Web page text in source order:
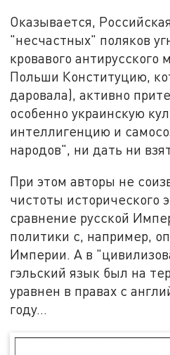
Оказывается,
"несчастных" поляков
кровавого
Польши Конституцию,
даровала), активно
особенно украинскую
интеллигенцию и
народов", ни дать ни
При этом авторы не
чистоты исторического
сравнение русской
политики с, например,
Империи. А в
гэльский язык был на
уравнен в правах с
году…